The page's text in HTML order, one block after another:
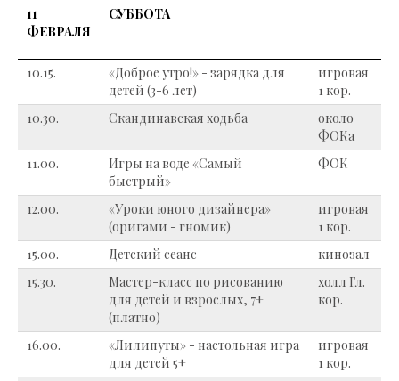
11
ФЕВРАЛЯ
СУББОТА
10.15.
«Доброе утро!» - зарядка для
детей (3-6 лет)
игровая
1 кор.
10.30.
Скандинавская ходьба
около
ФОКа
11.00.
Игры на воде «Самый
быстрый»
ФОК
12.00.
«Уроки юного дизайнера»
(оригами - гномик)
игровая
1 кор.
15.00.
Детский сеанс
кинозал
15.30.
Мастер-класс по рисованию
для детей и взрослых, 7+
(платно)
холл Гл.
кор.
16.00.
«Лилипуты» - настольная игра
для детей 5+
игровая
1 кор.